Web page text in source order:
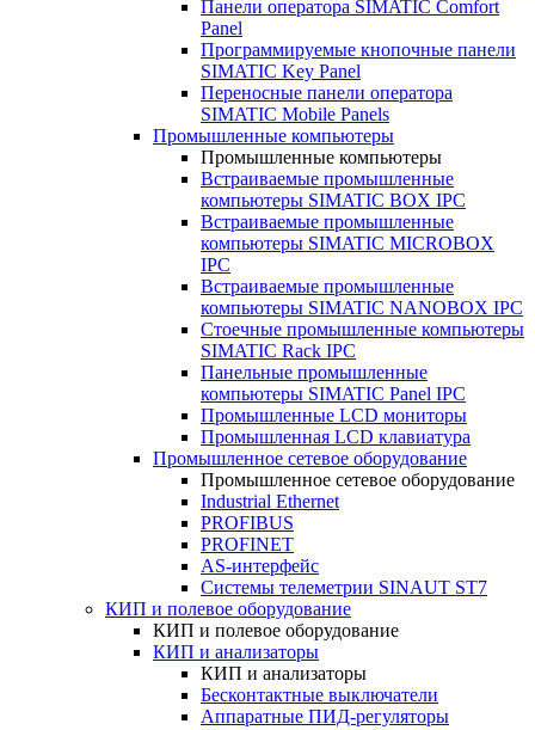
Панели оператора SIMATIC Comfort
Panel
Программируемые кнопочные панели
SIMATIC Key Panel
Переносные панели оператора
SIMATIC Mobile Panels
Промышленные компьютеры
Промышленные компьютеры
Встраиваемые промышленные
компьютеры SIMATIC BOX IPC
Встраиваемые промышленные
компьютеры SIMATIC MICROBOX
IPC
Встраиваемые промышленные
компьютеры SIMATIC NANOBOX IPC
Стоечные промышленные компьютеры
SIMATIC Rack IPC
Панельные промышленные
компьютеры SIMATIC Panel IPC
Промышленные LCD мониторы
Промышленная LCD клавиатура
Промышленное сетевое оборудование
Промышленное сетевое оборудование
Industrial Ethernet
PROFIBUS
PROFINET
AS-интерфейс
Системы телеметрии SINAUT ST7
КИП и полевое оборудование
КИП и полевое оборудование
КИП и анализаторы
КИП и анализаторы
Бесконтактные выключатели
Аппаратные ПИД-регуляторы